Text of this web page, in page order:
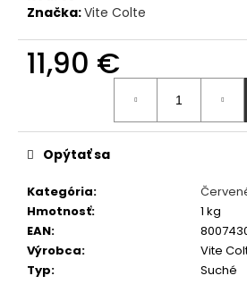
Značka:Vite Colte
11,90 €
Kategória:
Hmotnosť:
1 kg
EAN:
Výrobca:
Vite
Typ:
Suché
Opýtať sa
O
r
ú
č
a
m
e
TERRE